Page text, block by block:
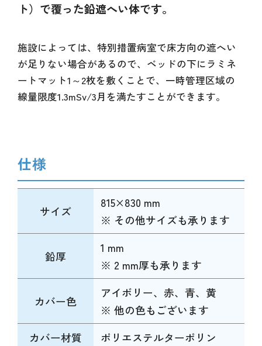
ト）で覆った鉛遮へい体です。
施設によっては、特別措置病室で床方向の遮へい
が足りない場合があるので、ベッドの下にラミネ
ートマット1～2枚を敷くことで、一時管理区域の
線量限度1.3mSv/3月を満たすことができます。
仕様
サイズ
815×830 mm
※ その他サイズも承ります
鉛厚
1 mm
※ 2 mm厚も承ります
カバー色
アイボリー、赤、青、黄
※ 他の色もございます
カバー材質
ポリエステルターポリン